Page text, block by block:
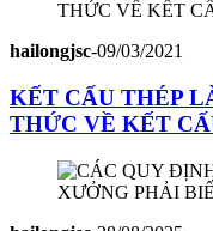
hailongjsc-09/03/2021
KẾT CẤU THÉP
THỨC VỀ KẾT